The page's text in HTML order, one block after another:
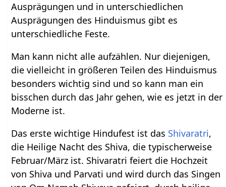
Ausprägungen und in unterschiedlichen
Ausprägungen des Hinduismus gibt es
unterschiedliche Feste.
Man kann nicht alle aufzählen. Nur diejenigen,
die vielleicht in größeren Teilen des Hinduismus
besonders wichtig sind und so kann man ein
bisschen durch das Jahr gehen, wie es jetzt in der
Moderne ist.
Das erste wichtige Hindufest ist das Shivaratri,
die Heilige Nacht des Shiva, die typischerweise
Februar/März ist. Shivaratri feiert die Hochzeit
von Shiva und Parvati und wird durch das Singen